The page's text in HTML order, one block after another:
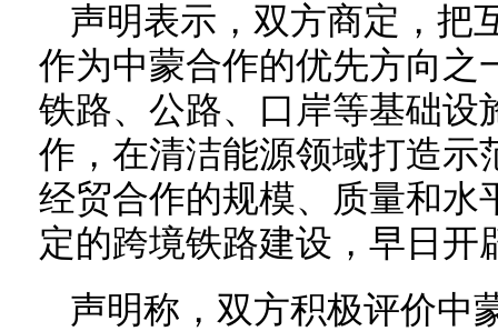
声明表示，双方商定，把
作为中蒙合作的优先方向之
铁路、公路、口岸等基础设
作，在清洁能源领域打造示
经贸合作的规模、质量和水
定的跨境铁路建设，早日开
声明称，双方积极评价中